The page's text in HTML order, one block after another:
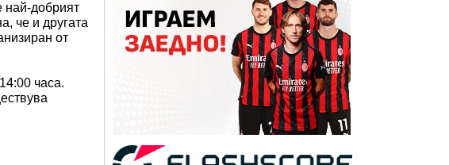
най-добрият
че и другата
от
часа.